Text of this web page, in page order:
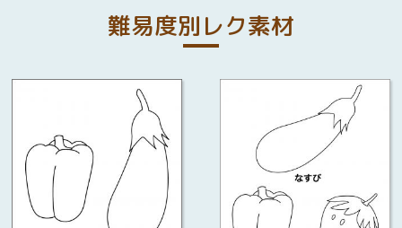
難易度別レク素材